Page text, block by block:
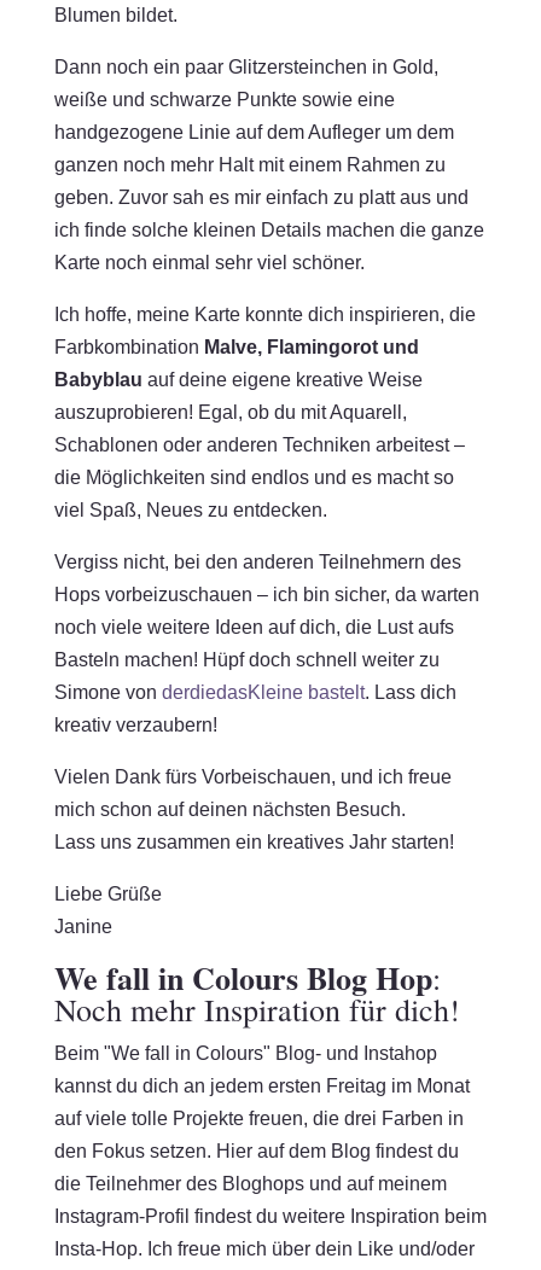
Blumen bildet.
Dann noch ein paar Glitzersteinchen in Gold,
weiße und schwarze Punkte sowie eine
handgezogene Linie auf dem Aufleger um dem
ganzen noch mehr Halt mit einem Rahmen zu
geben. Zuvor sah es mir einfach zu platt aus und
ich finde solche kleinen Details machen die ganze
Karte noch einmal sehr viel schöner.
Ich hoffe, meine Karte konnte dich inspirieren, die
Farbkombination Malve, Flamingorot und
Babyblau auf deine eigene kreative Weise
auszuprobieren! Egal, ob du mit Aquarell,
Schablonen oder anderen Techniken arbeitest –
die Möglichkeiten sind endlos und es macht so
viel Spaß, Neues zu entdecken.
Vergiss nicht, bei den anderen Teilnehmern des
Hops vorbeizuschauen – ich bin sicher, da warten
noch viele weitere Ideen auf dich, die Lust aufs
Basteln machen! Hüpf doch schnell weiter zu
Simone von derdiedasKleine bastelt. Lass dich
kreativ verzaubern!
Vielen Dank fürs Vorbeischauen, und ich freue
mich schon auf deinen nächsten Besuch.
Lass uns zusammen ein kreatives Jahr starten!
Liebe Grüße
Janine
We fall in Colours Blog Hop:
Noch mehr Inspiration für dich!
Beim "We fall in Colours" Blog- und Instahop
kannst du dich an jedem ersten Freitag im Monat
auf viele tolle Projekte freuen, die drei Farben in
den Fokus setzen. Hier auf dem Blog findest du
die Teilnehmer des Bloghops und auf meinem
Instagram-Profil findest du weitere Inspiration beim
Insta-Hop. Ich freue mich über dein Like und/oder